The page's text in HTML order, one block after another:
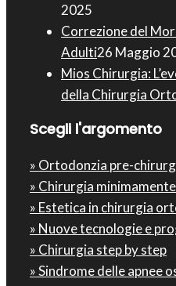
2025
Correzione del
Adulti26 Maggio
Mios Chirurgia :
della Chirurgia
Scegli l'argomento
» Ortodonzia pre-
» Chirurgia
» Estetica in chirurgia
» Nuove tecnologie e
» Chirurgia step by step
» Sindrome delle apnee